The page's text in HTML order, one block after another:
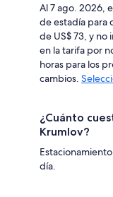
Al 7 ago. 2026,
de estadía para
de US$ 73, y no
en la tarifa por
horas para los
cambios.
¿Cuánto
Krumlov?
día.